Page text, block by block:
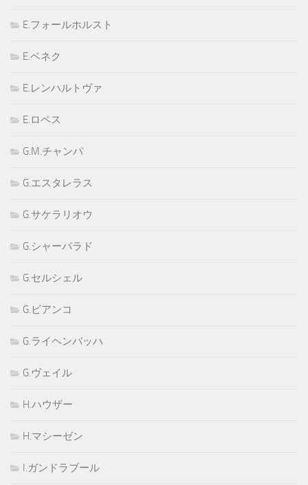
E.フォールホルスト
E.ベネク
E.レンハルトヴァ
E.ロペス
G.M.チャンパ
G.エスタレラス
G.サケラリオウ
G.シャーパラド
G.セルシェル
G.ビアンコ
G.ライヘンバッハ
G.ヴェイル
H.ハウザー
H.マシーゼン
I.ガンドラブール